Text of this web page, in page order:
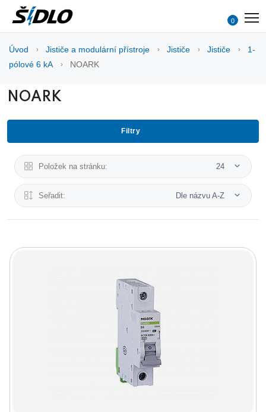
0
Úvod Jističe a modulární přístroje Jističe Jističe
1-
pólové 6 kA
NOARK
NOARK
Filtry
Položek na stránku: 24
Seřadit: Dle názvu A-Z